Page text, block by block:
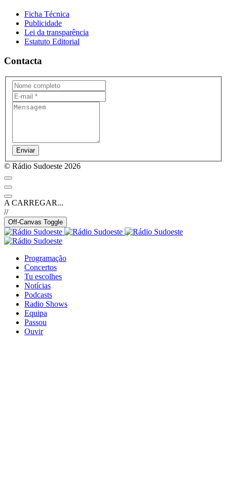
Ficha Técnica
Publicidade
Lei da transparência
Estatuto Editorial
Contacta
Enviar
© Rádio Sudoeste 2026
A CARREGAR...
//
Off-Canvas Toggle
Programação
Concertos
Tu escolhes
Notícias
Podcasts
Radio Shows
Equipa
Passou
Ouvir